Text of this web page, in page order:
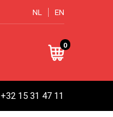
NL EN
0
+32 15 31 47 11